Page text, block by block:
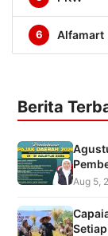
6 Alfamart
Berita
Aug 5,